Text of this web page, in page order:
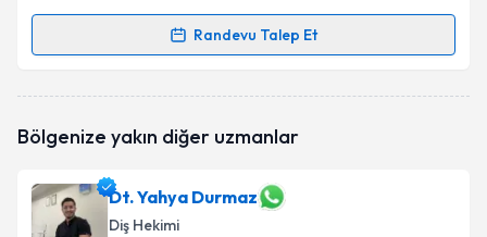
Randevu Talep Et
Randevu Takvimi Talebi
oluşturun. Size bu uzmandan randevu almanız için bir
E-posta Adresiniz
Bölgenize yakın diğer uzmanlar
Dt. Yahya Durmaz
Diş Hekimi